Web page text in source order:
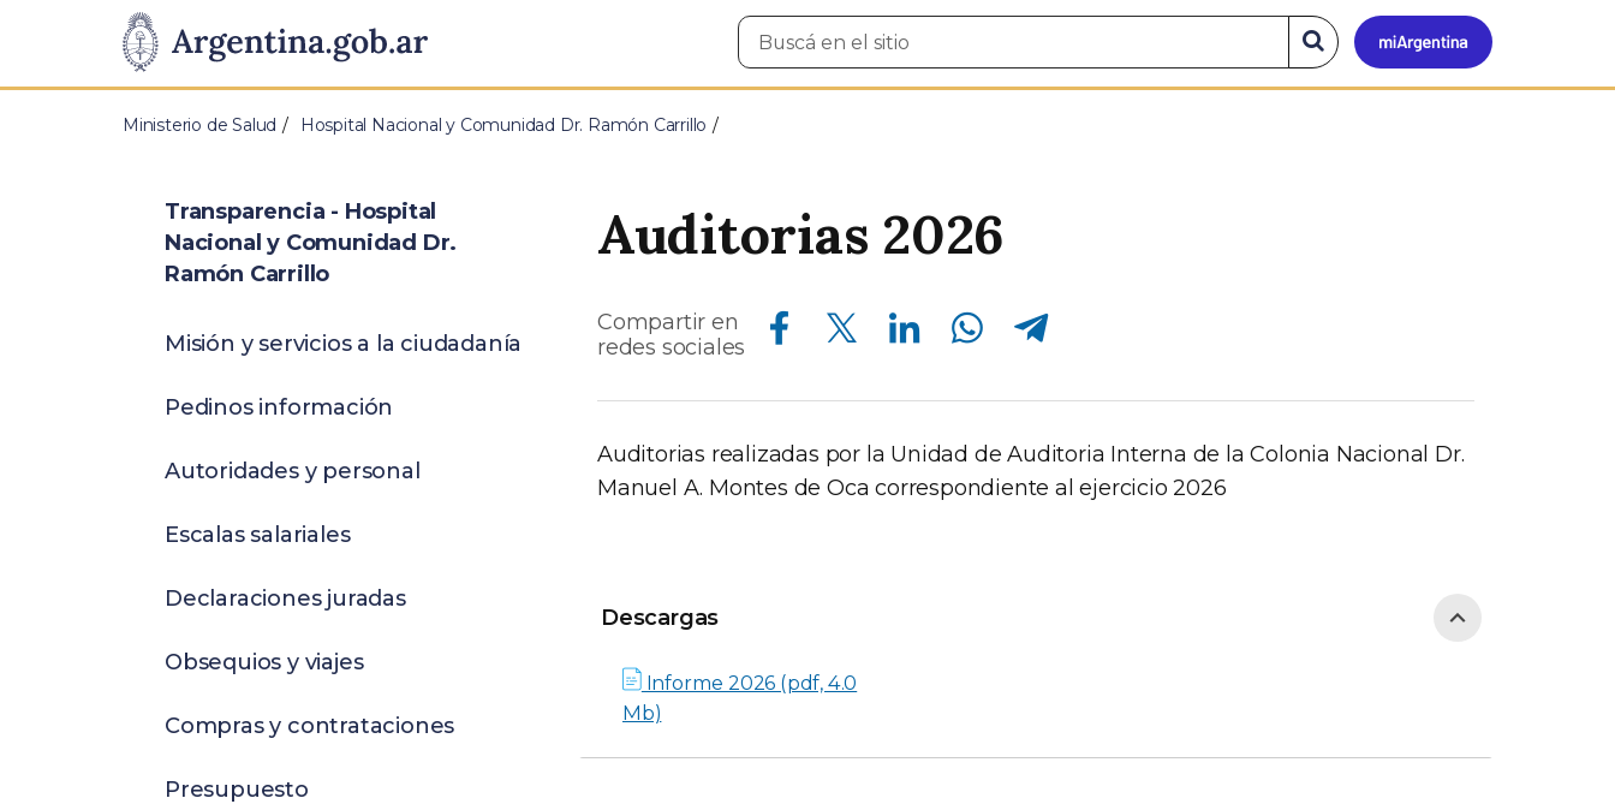
Presidencia
de
Pasar al contenido principal
Mi
Buscar
en
Buscar
en
el
Ministerio de Salud Hospital Nacional y Comunidad Dr. Ramón Carrillo
Auditorias 2026
Compartir en
redes sociales
Compartir en Facebook Compartir en Twitter Compartir en Linkedin Compartir en Whatsapp Compartir en Telegram
Auditorias realizadas por la Unidad de Auditoria Interna de la Colonia Nacional Dr.
Manuel A. Montes de Oca correspondiente al ejercicio 2026
Descargas
Descargas
Informe 2026 (pdf, 4.0
Mb)
Transparencia - Hospital
Nacional y Comunidad Dr.
Ramón Carrillo
Misión y servicios a la ciudadanía
Pedinos información
Autoridades y personal
Escalas salariales
Declaraciones juradas
Obsequios y viajes
Compras y contrataciones
Presupuesto